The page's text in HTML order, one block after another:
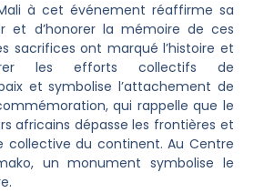
à cet événement réaffirme sa
et d’honorer la mémoire de ces
sacrifices ont marqué l’histoire et
les efforts collectifs de
et symbolise l’attachement de
qui rappelle que le
africains dépasse les frontières et
collective du continent. Au Centre
un monument symbolise le